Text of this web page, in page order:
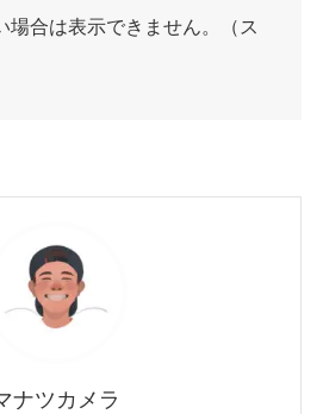
場合は表示できません。（ス
ナツカメラ